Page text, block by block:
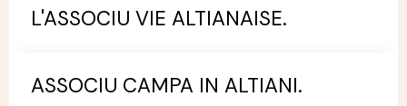
L'ASSOCIU VIE ALTIANAISE.
ASSOCIU CAMPA IN ALTIANI.